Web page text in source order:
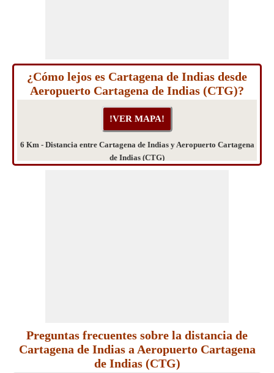
¿Cómo lejos es Cartagena de Indias desde
Aeropuerto Cartagena de Indias (CTG)?
6 Km - Distancia entre Cartagena de Indias y Aeropuerto Cartagena
de Indias (CTG)
Preguntas frecuentes sobre la distancia de
Cartagena de Indias a Aeropuerto Cartagena
de Indias (CTG)